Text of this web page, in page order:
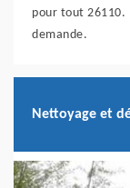
pour tout 26110.
demande.
Nettoyage et